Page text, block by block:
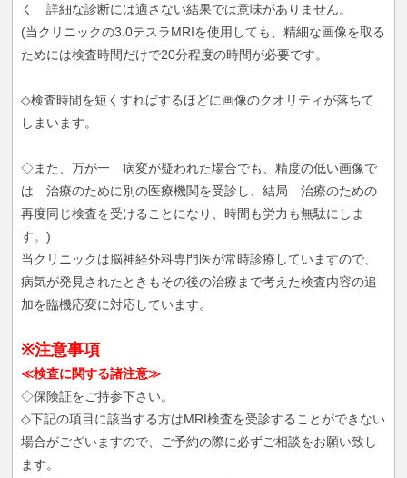
く 詳細な診断には適さない結果では意味がありません。
(当クリニックの3.0テスラMRIを使用しても、精細な画像を取る
ためには検査時間だけで20分程度の時間が必要です。
◇検査時間を短くすればするほどに画像のクオリティが落ちて
しまいます。
◇また、万が一 病変が疑われた場合でも、精度の低い画像で
は 治療のために別の医療機関を受診し、結局 治療のための
再度同じ検査を受けることになり、時間も労力も無駄にしま
す。)
当クリニックは脳神経外科専門医が常時診療していますので、
病気が発見されたときもその後の治療まで考えた検査内容の追
加を臨機応変に対応しています。
※注意事項
≪検査に関する諸注意≫
◇保険証をご持参下さい。
◇下記の項目に該当する方はMRI検査を受診することができない
場合がございますので、ご予約の際に必ずご相談をお願い致し
ます。